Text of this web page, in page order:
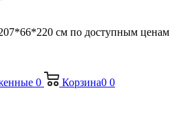
см по доступным ценам
0 Корзина0 0